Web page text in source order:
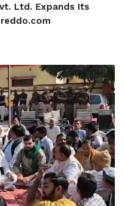
Ltd. Expands Its